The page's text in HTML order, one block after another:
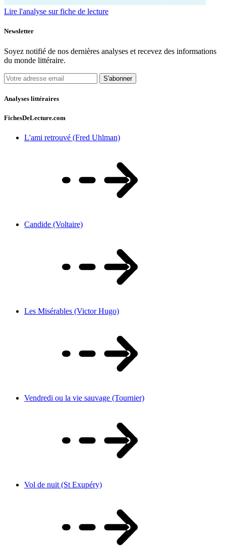
Lire l'analyse sur fiche de lecture
Newsletter
Soyez notifié de nos dernières analyses et recevez des informations
du monde littéraire.
S'abonner
Analyses littéraires
FichesDeLecture.com
L'ami retrouvé (Fred Uhlman)
Candide (Voltaire)
Les Misérables (Victor Hugo)
Vendredi ou la vie sauvage (Tournier)
Vol de nuit (St Exupéry)